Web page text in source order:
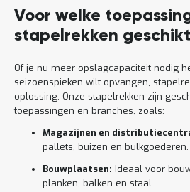
Voor welke
stapelrekken
Of je nu meer opslagcapaciteit nodig
seizoenspieken wilt opvangen,
oplossing. Onze stapelrekken zijn
toepassingen en branches, zoals:
Magazijnen en
pallets, buizen en bulkgoederen.
Bouwplaatsen: Ideaal voor
planken, balken en staal.